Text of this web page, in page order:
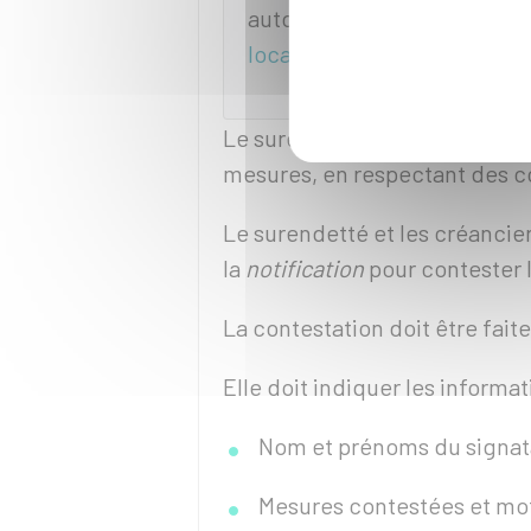
automatiquement aux
locative décidés
Le surendetté ou ses
mesures, en respectant des
Le surendetté et les
la notification pour contester
La contestation doit être
Elle doit indiquer les
Nom et prénoms du
Mesures contestées et